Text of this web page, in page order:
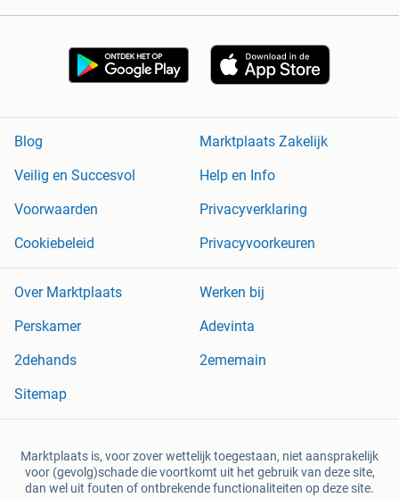
Blog
Marktplaats Zakelijk
Veilig en Succesvol
Help en Info
Voorwaarden
Privacyverklaring
Cookiebeleid
Privacyvoorkeuren
Over Marktplaats
Werken bij
Perskamer
Adevinta
2dehands
2ememain
Sitemap
Marktplaats is, voor zover wettelijk toegestaan, niet aansprakelijk
voor (gevolg)schade die voortkomt uit het gebruik van deze site,
dan wel uit fouten of ontbrekende functionaliteiten op deze site.